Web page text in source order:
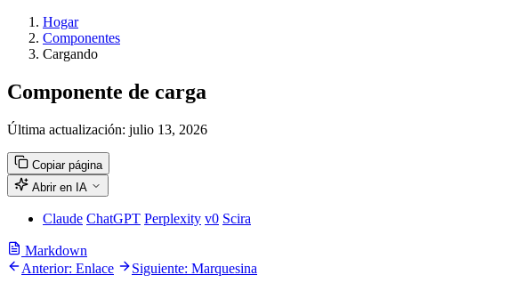
Hogar
Componentes
Cargando
Componente de carga
Última actualización: julio 13, 2026
Copiar página
Abrir en IA
Claude ChatGPT Perplexity v0 Scira
Markdown
Anterior: Enlace
Siguiente: Marquesina